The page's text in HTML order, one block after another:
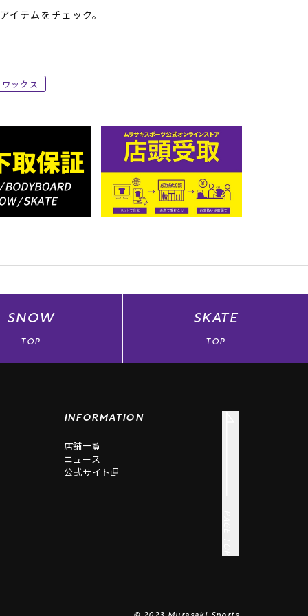
テムをチェック。
ワックス
SNOW
TOP
SKATE
TOP
INFORMATION
店舗一覧
ニュース
公式サイト